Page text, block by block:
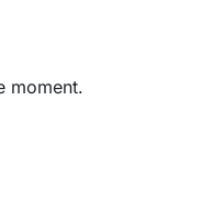
moment.